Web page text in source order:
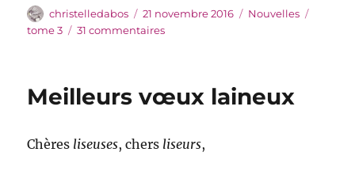
Auteur
christelledabos
Publié
le
21 novembre 2016 Catégories
Nouvelles
tome 3
31 commentairessur
Meilleurs vœux laineux
Chères liseuses, chers liseurs,